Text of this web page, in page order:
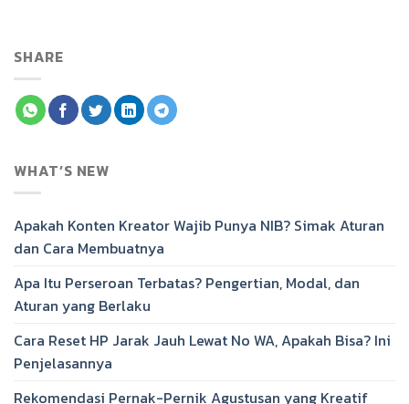
SHARE
WHAT’S NEW
Apakah Konten Kreator Wajib Punya NIB? Simak Aturan
dan Cara Membuatnya
Apa Itu Perseroan Terbatas? Pengertian, Modal, dan
Aturan yang Berlaku
Cara Reset HP Jarak Jauh Lewat No WA, Apakah Bisa? Ini
Penjelasannya
Rekomendasi Pernak-Pernik Agustusan yang Kreatif